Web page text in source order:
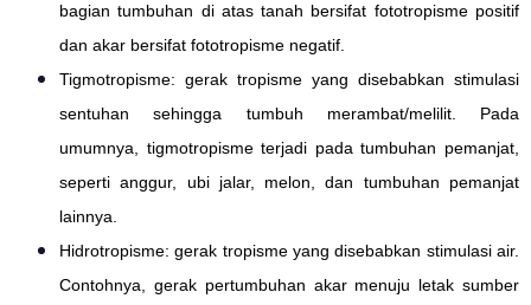
bagian tumbuhan di atas tanah bersifat fototropisme positif
dan akar bersifat fototropisme negatif.
Tigmotropisme: gerak tropisme yang disebabkan stimulasi
sentuhan sehingga tumbuh merambat/melilit. Pada
umumnya, tigmotropisme terjadi pada tumbuhan pemanjat,
seperti anggur, ubi jalar, melon, dan tumbuhan pemanjat
lainnya.
Hidrotropisme: gerak tropisme yang disebabkan stimulasi air.
Contohnya, gerak pertumbuhan akar menuju letak sumber